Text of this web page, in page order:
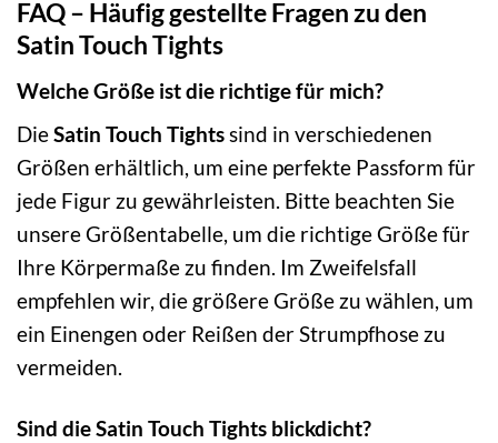
FAQ – Häufig gestellte Fragen zu den
Satin Touch Tights
Welche Größe ist die richtige für mich?
DieSatin Touch Tightssind in verschiedenen
Größen erhältlich, um eine perfekte Passform für
jede Figur zu gewährleisten. Bitte beachten Sie
unsere Größentabelle, um die richtige Größe für
Ihre Körpermaße zu finden. Im Zweifelsfall
empfehlen wir, die größere Größe zu wählen, um
ein Einengen oder Reißen der Strumpfhose zu
vermeiden.
Sind die Satin Touch Tights blickdicht?